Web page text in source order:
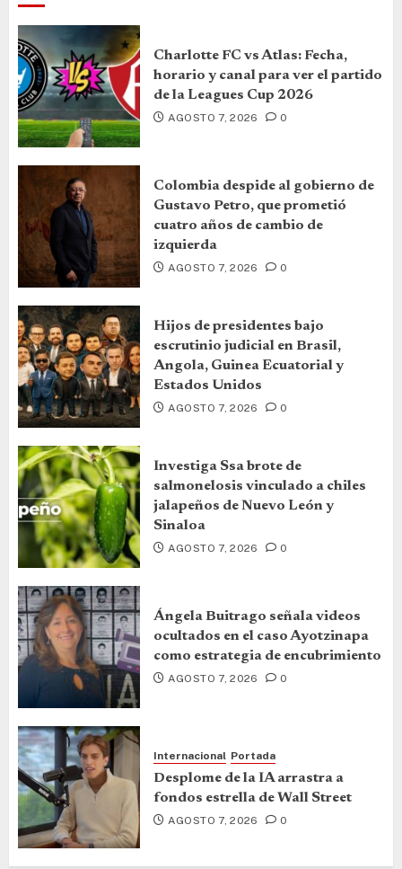
Charlotte FC vs Atlas: Fecha,
horario y canal para ver el partido
de la Leagues Cup 2026
AGOSTO 7, 2026 0
Colombia despide al gobierno de
Gustavo Petro, que prometió
cuatro años de cambio de
izquierda
AGOSTO 7, 2026 0
Hijos de presidentes bajo
escrutinio judicial en Brasil,
Angola, Guinea Ecuatorial y
Estados Unidos
AGOSTO 7, 2026 0
Investiga Ssa brote de
salmonelosis vinculado a chiles
jalapeños de Nuevo León y
Sinaloa
AGOSTO 7, 2026 0
Ángela Buitrago señala videos
ocultados en el caso Ayotzinapa
como estrategia de encubrimiento
AGOSTO 7, 2026 0
Internacional Portada
Desplome de la IA arrastra a
fondos estrella de Wall Street
AGOSTO 7, 2026 0